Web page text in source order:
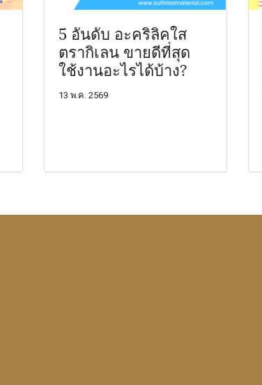
5 อันดับ อะคริลิคใส
ตรากิเลน ขายดีที่สุด
ใช้งานอะไรได้บ้าง?
13 พ.ค. 2569